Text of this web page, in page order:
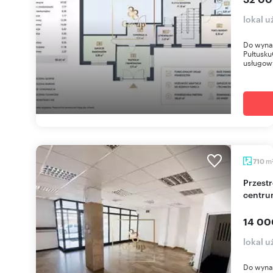
lokal
Do
710 m
Przestronny budynek usługowy 710 m² w
14
lokal
Do